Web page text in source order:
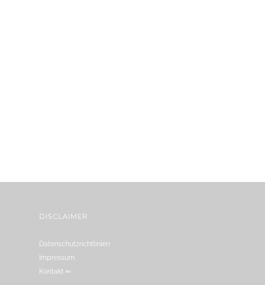
DISCLAIMER
Datenschutzrichtlinien
Impressum
Kontakt ⇐